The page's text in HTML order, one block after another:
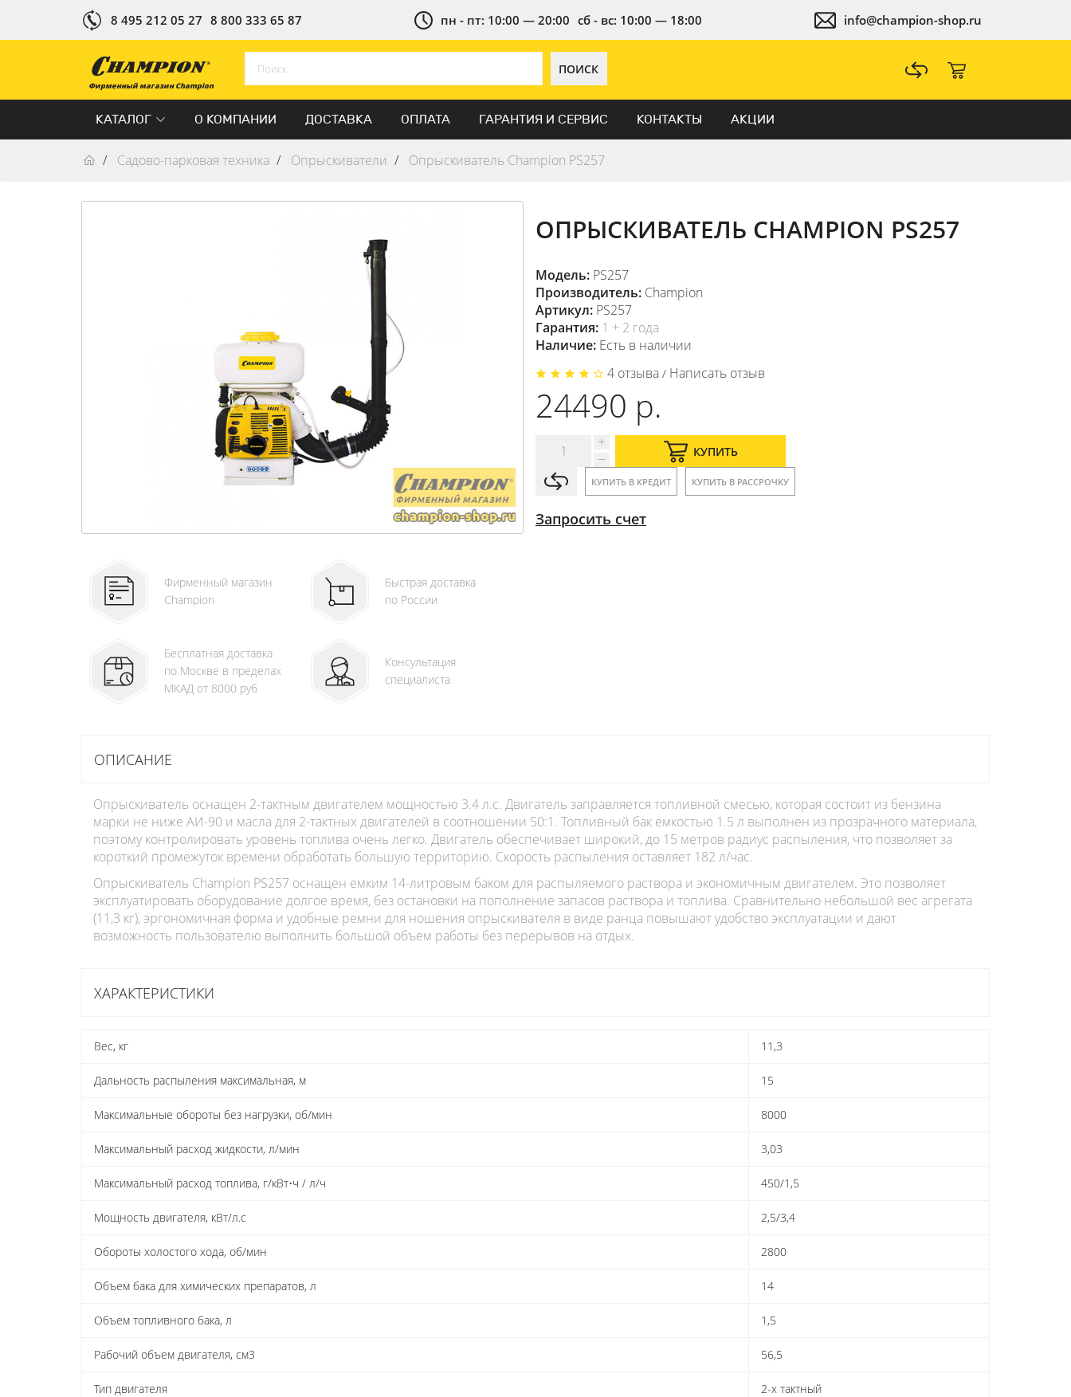
8 495 212 05 27 8 800 333 65 87 пн - пт: 10:00 — 20:00 сб - вс: 10:00 — 18:00 info@champion-shop.ru
Фирменный магазин Champion
ПОИСК
КАТАЛОГ О КОМПАНИИ ДОСТАВКА ОПЛАТА ГАРАНТИЯ И СЕРВИС КОНТАКТЫ АКЦИИ
Садово-парковая техника Опрыскиватели Опрыскиватель Champion PS257
Фирменный магазин
Champion
Быстрая доставка
по России
Бесплатная доставка
по Москве в пределах
МКАД от 8000 руб
Консультация
специалиста
ОПРЫСКИВАТЕЛЬ CHAMPION PS257
Модель: PS257
Производитель: Champion
Артикул: PS257
Гарантия: 1 + 2 года
Наличие: Есть в наличии
4 отзыва / Написать отзыв
24490 р.
КУПИТЬ
КУПИТЬ В КРЕДИТ КУПИТЬ В РАССРОЧКУ
Запросить счет
ОПИСАНИЕ
Опрыскиватель оснащен 2-тактным двигателем мощностью 3.4 л.с. Двигатель заправляется топливной смесью, которая состоит из бензина
марки не ниже АИ-90 и масла для 2-тактных двигателей в соотношении 50:1. Топливный бак емкостью 1.5 л выполнен из прозрачного материала,
поэтому контролировать уровень топлива очень легко. Двигатель обеспечивает широкий, до 15 метров радиус распыления, что позволяет за
короткий промежуток времени обработать большую территорию. Скорость распыления оставляет 182 л/час.
Опрыскиватель Champion PS257 оснащен емким 14-литровым баком для распыляемого раствора и экономичным двигателем. Это позволяет
эксплуатировать оборудование долгое время, без остановки на пополнение запасов раствора и топлива. Сравнительно небольшой вес агрегата
(11,3 кг), эргономичная форма и удобные ремни для ношения опрыскивателя в виде ранца повышают удобство эксплуатации и дают
возможность пользователю выполнить большой объем работы без перерывов на отдых.
ХАРАКТЕРИСТИКИ
Вес, кг 11,3
Дальность распыления максимальная, м 15
Максимальные обороты без нагрузки, об/мин 8000
Максимальный расход жидкости, л/мин 3,03
Максимальный расход топлива, г/кВт•ч / л/ч 450/1,5
Мощность двигателя, кВт/л.с 2,5/3,4
Обороты холостого хода, об/мин 2800
Объем бака для химических препаратов, л 14
Объем топливного бака, л 1,5
Рабочий объем двигателя, см3 56,5
Тип двигателя 2-х тактный